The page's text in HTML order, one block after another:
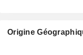
Origine